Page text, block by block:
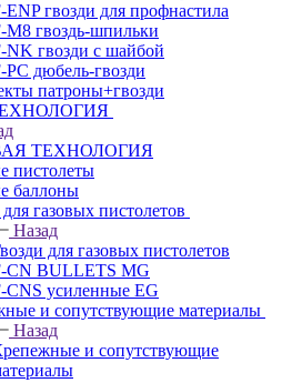
ENP гвозди для профнастила
M8 гвоздь-шпильки
NK гвозди с шайбой
PC дюбель-гвозди
патроны+гвозди
ТЕХНОЛОГИЯ
пистолеты
баллоны
газовых пистолетов
Назад
для газовых пистолетов
CN BULLETS MG
CNS усиленные EG
и сопутствующие материалы
Назад
и сопутствующие